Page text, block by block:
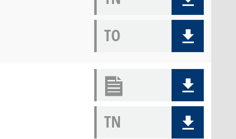
TO
TN